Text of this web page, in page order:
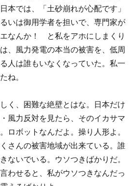
本では、「土砂崩れが心配です」
いは御用学者を担いで、専門家が
なんか！ と私をアホにしまくり
、風力発電の本当の被害を、低周
人は誰もいなくなっていた。私一
ね。
く、困難な絶壁とはな。日本だけ
風力反対を見たら、そのイカサマ
ロボットなんだよ。操り人形よ。
さんの被害地域が出来ている。誰
ないでいる。ウソつきばかりだ。
わせると、私がウソつきなんだっ